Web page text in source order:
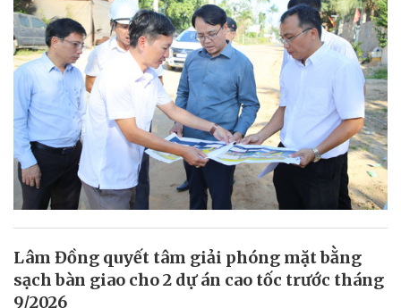
Lâm Đồng quyết tâm giải phóng mặt bằng
sạch bàn giao cho 2 dự án cao tốc trước tháng
9/2026